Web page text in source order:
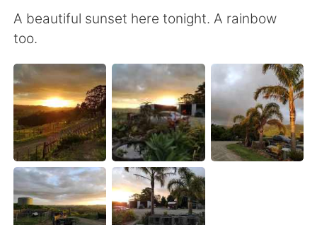
简体中文 繁體中文
Español العربية
Français Deutsch
日本語 한국어
Русский ไทย
Indonesia Italiano
A beautiful sunset here tonight. A rainbow
too.